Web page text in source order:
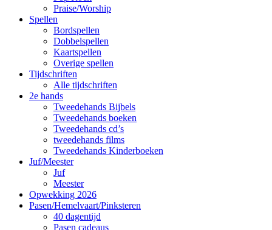
Praise/Worship
Spellen
Bordspellen
Dobbelspellen
Kaartspellen
Overige spellen
Tijdschriften
Alle tijdschriften
2e hands
Tweedehands Bijbels
Tweedehands boeken
Tweedehands cd’s
tweedehands films
Tweedehands Kinderboeken
Juf/Meester
Juf
Meester
Opwekking 2026
Pasen/Hemelvaart/Pinksteren
40 dagentijd
Pasen cadeaus